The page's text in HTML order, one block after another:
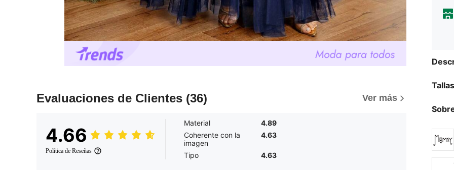
Evaluaciones de Clientes (36) Ver más
4.66
Política de Reseñas
Material
4.89
Coherente con la
imagen
4.63
Tipo 4.63